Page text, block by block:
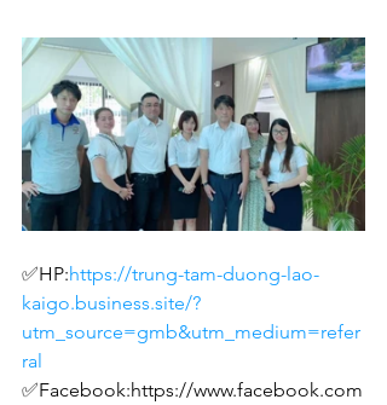
✅HP:https://trung-tam-duong-lao-
kaigo.business.site/?
utm_source=gmb&utm_medium=refer
ral
✅Facebook:https://www.facebook.com